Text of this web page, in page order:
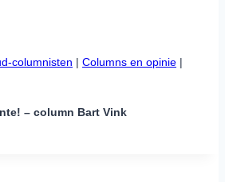
columnisten | Columns en opinie
– column Bart Vink